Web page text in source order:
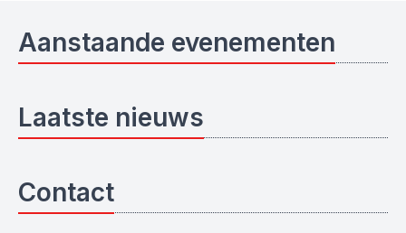
Aanstaande evenementen
Laatste nieuws
Contact